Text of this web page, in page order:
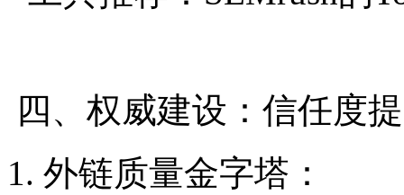
四、权威建设：信任度
1. 外链质量金字塔：